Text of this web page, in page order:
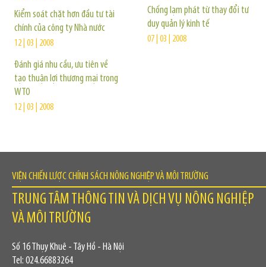
Kiểm soát chặt hơn đầu tư tài
chính của công ty Nhà nước
12 | 03 | 2008
Đánh giá nhu cầu, ưu tiên về
tạo thuận lợi thương mại trong
WTO
12 | 03 | 2008
Chống lạm phát từ thay đổi tư
duy quản lý kinh tế
07 | 03 | 2008
VIỆN CHIẾN LƯỢC CHÍNH SÁCH NÔNG NGHIỆP VÀ MÔI TRƯỜNG
TRUNG TÂM THÔNG TIN VÀ DỊCH VỤ NÔNG NGHIỆP
VÀ MÔI TRƯỜNG
Số 16 Thụy Khuê - Tây Hồ - Hà Nội
Tel: 024.66883264